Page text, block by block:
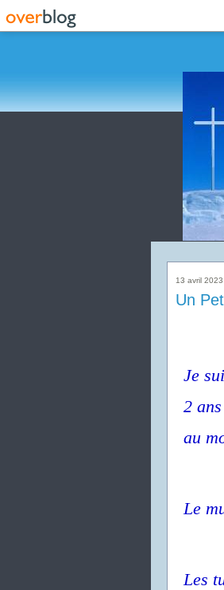
13 avril 2023
Un
Je
2
au
Le
Les